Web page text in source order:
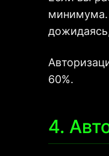
минимума.
60%.
4.